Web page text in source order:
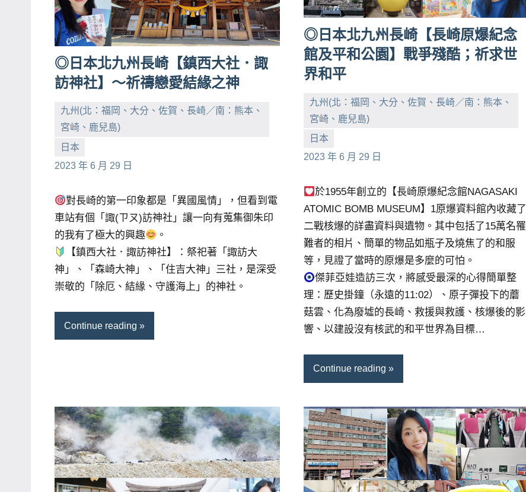
◎日本北九州長崎【鎮西大社．諏
訪神社】～祈禱戀愛結緣之神
九州(北：福岡、大分、佐賀、長崎／南：熊本、
宮崎、鹿兒島)
日本
2023 年 6 月 29 日
小
芳
No
comments
對長崎的第一印象都是「異國風情」，但看到電
車站有個「諏(ㄗㄡ)訪神社」讓一向有蒐集御朱印
的我有了極大的興趣
。
【鎮西大社．諏訪神社】：祭祀著「諏訪大
神」、「森崎大神」、「住吉大神」三社，是深受
崇敬的「除厄、結緣、守護海上」的神社。
Continue reading
◎日本北九州長崎【長崎原爆紀念
館及平和公園】戰爭殘酷；祈求世
界和平
九州(北：福岡、大分、佐賀、長崎／南：熊本、
宮崎、鹿兒島)
日本
2023 年 6 月 29 日
小
芳
No
comments
於1955年創立的【長崎原爆紀念館NAGASAKI
ATOMIC BOMB MUSEUM】1原爆資料館內收藏了
二戰核爆的詳盡資料與遺物。其中包括了15萬名罹
難者的相片、簡單的物品如瓶子及燒焦了的和服
等，見證了當時的原爆是多麼的可怕。
傑菲亞娃造訪三次，將感受最深的心得簡單整
理：歷史掛鐘（永遠的11:02）、原子彈投下的蘑
菇雲、化為廢墟的長崎、救援與救護、核爆後的影
響、以建設沒有核武的和平世界為目標…
Continue reading